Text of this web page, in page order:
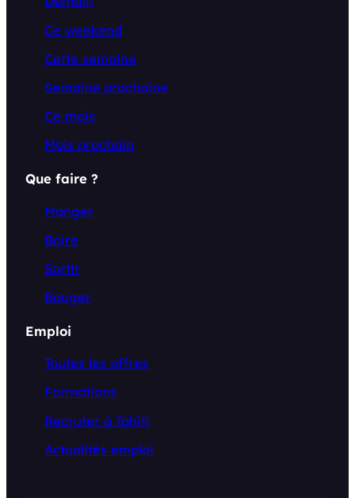
Ce weekend
Cette semaine
Semaine prochaine
Ce mois
Mois prochain
Que faire ?
Manger
Boire
Sortir
Bouger
Emploi
Toutes les offres
Formations
Recruter à Tahiti
Actualités emploi